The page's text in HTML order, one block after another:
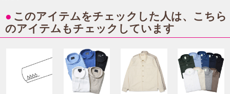
ミシモ）online
shopで商品をお
買上げの方専用
00029
0033
ェイワイドカラ
ーシャツ C0650
● このアイテムをチェックした人は、こちら
のアイテムもチェックしています